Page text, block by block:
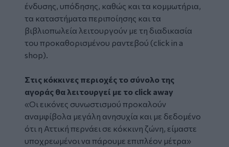
ένδυσης, υπόδησης, καθώς και τα κομμωτήρια,
τα καταστήματα περιποίησης και τα
βιβλιοπωλεία λειτουργούν με τη διαδικασία
του προκαθορισμένου ραντεβού (click in a
shop).
Στις κόκκινες περιοχές το σύνολο της
αγοράς θα λειτουργεί με το click away
«Οι εικόνες συνωστισμού προκαλούν
αναμφίβολα μεγάλη ανησυχία και με δεδομένο
ότι η Αττική περνάει σε κόκκινη ζώνη, είμαστε
υποχρεωμένοι να πάρουμε επιπλέον μέτρα»